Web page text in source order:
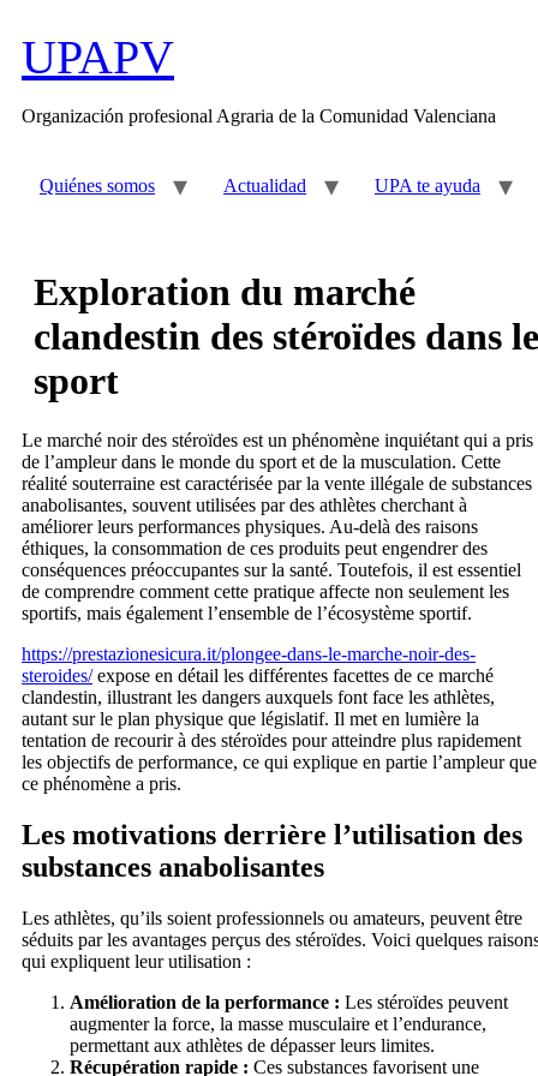
contenido
UPAPV
Organización profesional Agraria de la Comunidad Valenciana
Quiénes somos Actualidad UPA te ayuda
Exploration du marché
clandestin des stéroïdes dans le
sport
Le marché noir des stéroïdes est un phénomène inquiétant qui a pris
de l’ampleur dans le monde du sport et de la musculation. Cette
réalité souterraine est caractérisée par la vente illégale de substances
anabolisantes, souvent utilisées par des athlètes cherchant à
améliorer leurs performances physiques. Au-delà des raisons
éthiques, la consommation de ces produits peut engendrer des
conséquences préoccupantes sur la santé. Toutefois, il est essentiel
de comprendre comment cette pratique affecte non seulement les
sportifs, mais également l’ensemble de l’écosystème sportif.
https://prestazionesicura.it/plongee-dans-le-marche-noir-des-
steroides/expose en détail les différentes facettes de ce marché
clandestin, illustrant les dangers auxquels font face les athlètes,
autant sur le plan physique que législatif. Il met en lumière la
tentation de recourir à des stéroïdes pour atteindre plus rapidement
les objectifs de performance, ce qui explique en partie l’ampleur que
ce phénomène a pris.
Les motivations derrière l’utilisation des
substances anabolisantes
Les athlètes, qu’ils soient professionnels ou amateurs, peuvent être
séduits par les avantages perçus des stéroïdes. Voici quelques
qui expliquent leur utilisation :
Amélioration de la performance : Les stéroïdes peuvent
augmenter la force, la masse musculaire et l’endurance,
permettant aux athlètes de dépasser leurs limites.
Récupération rapide : Ces substances favorisent une